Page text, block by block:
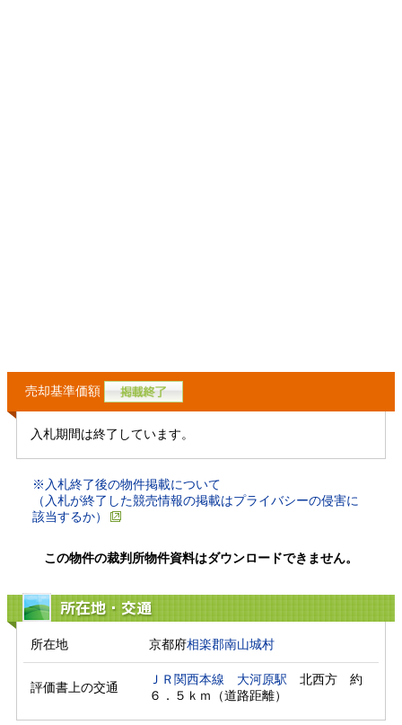
売却基準価額
入札期間は終了しています。
※入札終了後の物件掲載について
（入札が終了した競売情報の掲載はプライバシーの侵害に
該当するか）
この物件の裁判所物件資料はダウンロードできません。
所在地・交通
所在地 京都府相楽郡南山城村
評価書上の交通
ＪＲ関西本線 大河原駅 北西方　約
６．５ｋｍ（道路距離）